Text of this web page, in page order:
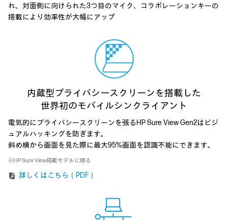
れ、対面側に向けられた3つ目のマイク、コラボレーションキーの
搭載により効率性が大幅にアップ
内蔵型プライバシースクリーンを搭載した
世界初のモバイルシンクライアント
電気的にプライバシースクリーンを張るHP Sure View Gen2はビジ
ュアルハッキングを防ぎます。
斜め横から画面を見た際に最大95%画面を認識不能にできます。
※HP Sure View搭載モデルに限る
詳しくはこちら（PDF）